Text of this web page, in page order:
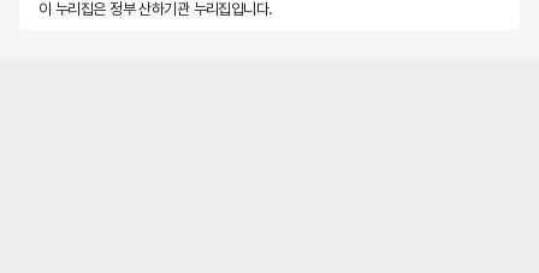
이 누리집은 정부 산하기관 누리집입니다.